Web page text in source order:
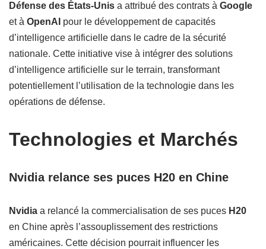
Défense des États-Unis a attribué des contrats à Google
et à OpenAI pour le développement de capacités
d’intelligence artificielle dans le cadre de la sécurité
nationale. Cette initiative vise à intégrer des solutions
d’intelligence artificielle sur le terrain, transformant
potentiellement l’utilisation de la technologie dans les
opérations de défense.
Technologies et Marchés
Nvidia relance ses puces H20 en Chine
Nvidia a relancé la commercialisation de ses puces H20
en Chine après l’assouplissement des restrictions
américaines. Cette décision pourrait influencer les